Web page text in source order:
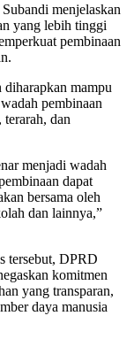
menjelaskan
yang lebih tinggi
pembinaan
diharapkan mampu
pembinaan
dan
menjadi wadah
dapat
bersama oleh
dan lainnya,”
tersebut, DPRD
komitmen
yang transparan,
daya manusia